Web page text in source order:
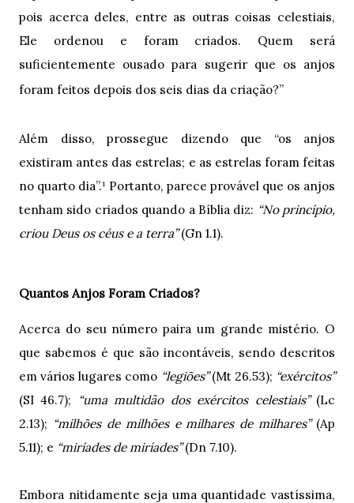
pois acerca deles, entre as outras coisas celestiais,
Ele ordenou e foram criados. Quem será
suficientemente ousado para sugerir que os anjos
foram feitos depois dos seis dias da criação?”
Além disso, prossegue dizendo que “os anjos
existiram antes das estrelas; e as estrelas foram feitas
no quarto dia”.¹ Portanto, parece provável que os anjos
tenham sido criados quando a Bíblia diz: “No princípio,
criou Deus os céus e a terra”(Gn 1.1).
Quantos Anjos Foram Criados?
Acerca do seu número paira um grande mistério. O
que sabemos é que são incontáveis, sendo descritos
em vários lugares como “legiões”(Mt 26.53); “exércitos”
(SI 46.7);
“uma multidão dos exércitos celestiais”(Lc
2.13); “milhões de milhões e milhares de milhares”(Ap
5.11); e “miríades de miríades”(Dn 7.10).
Embora nitidamente seja uma quantidade vastíssima,